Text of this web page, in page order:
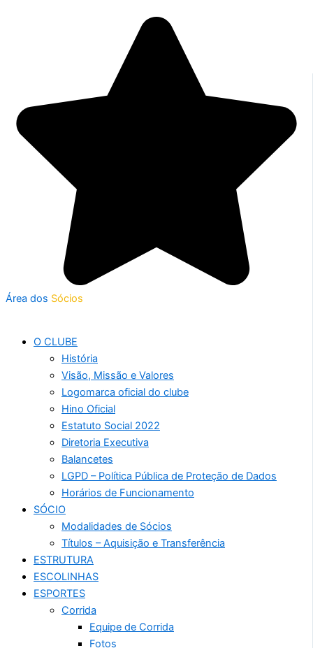
Área dos Sócios
O CLUBE
História
Visão, Missão e Valores
Logomarca oficial do clube
Hino Oficial
Estatuto Social 2022
Diretoria Executiva
Balancetes
LGPD – Política Pública de Proteção de Dados
Horários de Funcionamento
SÓCIO
Modalidades de Sócios
Títulos – Aquisição e Transferência
ESTRUTURA
ESCOLINHAS
ESPORTES
Corrida
Equipe de Corrida
Fotos